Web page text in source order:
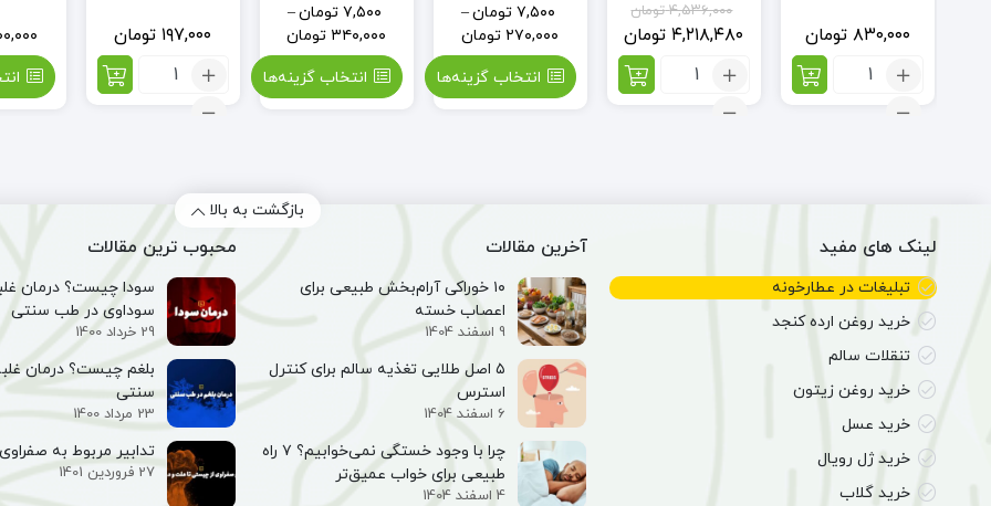
۸۳۰,۰۰۰ تومان
تعداد:
۴,۵۳۶,۰۰۰ تومان
۴,۲۱۸,۴۸۰ تومان
تعداد:
۷,۵۰۰ تومان–
۲۷۰,۰۰۰ تومان
انتخاب گزینه‌ها
۷,۵۰۰ تومان–
۳۴۰,۰۰۰ تومان
انتخاب گزینه‌ها
۱۹۷,۰۰۰ تومان
تعداد:
سطوح)
بازگشت به بالا
لینک های مفید
تبلیغات در عطارخونه
خرید روغن ارده کنجد
تنقلات سالم
خرید روغن زیتون
خرید عسل
خرید ژل رویال
خرید گلاب
آخرین مقالات
۱۰ خوراکی آرام‌بخش طبیعی برای
اعصاب خسته
9 اسفند 1404
۵ اصل طلایی تغذیه سالم برای کنترل
استرس
6 اسفند 1404
چرا با وجود خستگی نمی‌خوابیم؟ ۷ راه
طبیعی برای خواب عمیق‌تر
4 اسفند 1404
محبوب ترین مقالات
سودا چیست؟ درمان
سوداوی در طب سنتی
29 خرداد 1400
بلغم چیست؟ درمان
سنتی
23 مرداد 1400
تدابیر مربوط به
27 فروردین 1401